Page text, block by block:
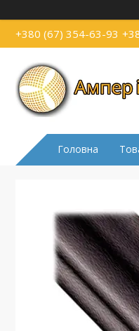
+380 (67) 354-63-93
Головна